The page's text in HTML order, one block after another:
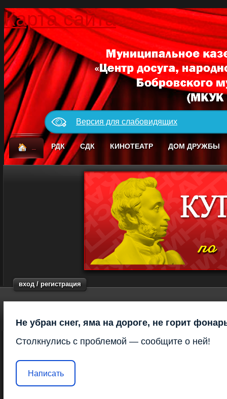
Карта сайта
Версия для слабовидящих
РДК СДК КИНОТЕАТР ДОМ ДРУЖБЫ
вход / регистрация
Не убран снег, яма на дороге, не горит
Столкнулись с проблемой — сообщите о ней!
Написать